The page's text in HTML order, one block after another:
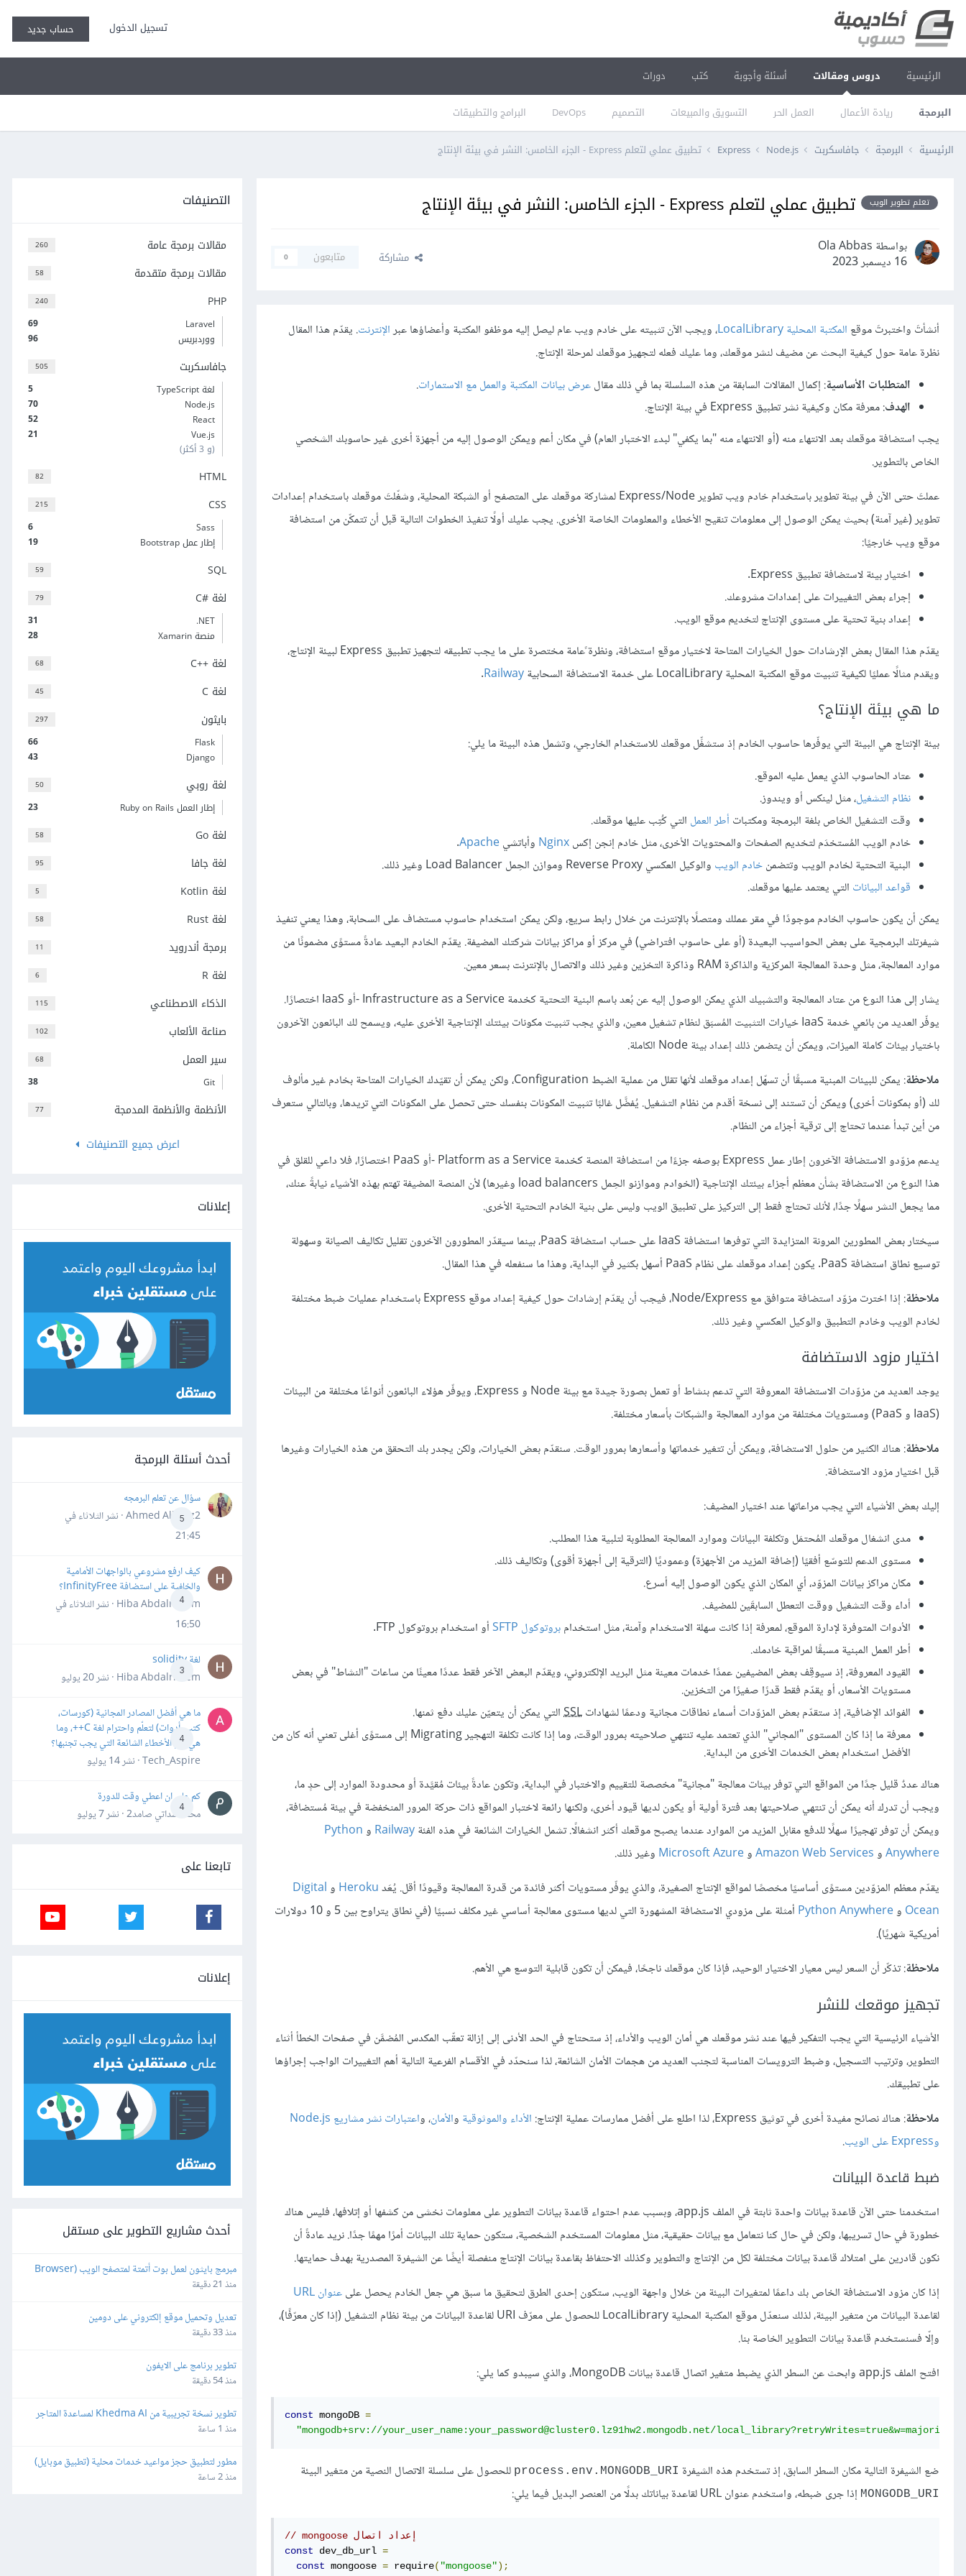
تسجيل الدخول حساب جديد
الرئيسية دروس ومقالات
البرمجة ريادة الأعمال العمل الحر التسويق والمبيعات التصميم DevOps البرامج والتطبيقات
أسئلة وأجوبة كتب دورات
الرئيسية البرمجة جافاسكربت Node.js
Express تطبيق عملي لتعلم Express - الجزء الخامس: النشر في بيئة الإنتاج
تعلم تطوير الويب تطبيق عملي لتعلم Express - الجزء الخامس: النشر في بيئة الإنتاج
بواسطة Ola Abbas
16 ديسمبر 2023
مشاركة متابعون 0
أنشأتَ واختبرتَ موقع المكتبة المحلية LocalLibrary ، ويجب الآن تثبيته على خادم ويب عام ليصل إليه موظفو المكتبة وأعضاؤها عبرالإنترنت. يقدّم هذا المقال
نظرة عامة حول كيفية البحث عن مضيف لنشر موقعك، وما عليك فعله لتجهيز موقعك لمرحلة الإنتاج.
المتطلبات الأساسية: إكمال المقالات السابقة من هذه السلسلة بما في ذلك مقالعرض بيانات المكتبة والعمل مع الاستمارات.
الهدف: معرفة مكان وكيفية نشر تطبيق Express في بيئة الإنتاج.
يجب استضافة موقعك بعد الانتهاء منه (أو الانتهاء منه "بما يكفي" لبدء الاختبار العام) في مكان أعم ويمكن الوصول إليه من أجهزة أخرى غير حاسوبك الشخصي
الخاص بالتطوير.
عملتَ حتى الآن في بيئة تطوير باستخدام خادم ويب تطوير Express/Node لمشاركة موقعك على المتصفح أو الشبكة المحلية، وشغّلتَ موقعك باستخدام إعدادات
تطوير (غير آمنة) بحيث يمكن الوصول إلى معلومات تنقيح الأخطاء والمعلومات الخاصة الأخرى. يجب عليك أولًا تنفيذ الخطوات التالية قبل أن تتمكّن من استضافة
موقع ويب خارجيًا:
اختيار بيئة لاستضافة تطبيق Express.
إجراء بعض التغييرات على إعدادات مشروعك.
إعداد بنية تحتية على مستوى الإنتاج لتخديم موقع الويب.
يقدّم هذا المقال بعض الإرشادات حول الخيارات المتاحة لاختيار موقع استضافة، ونظرة ًعامة مختصرة على ما يجب تطبيقه لتجهيز تطبيق Express لبيئة الإنتاج،
ويقدم مثالًا عمليًا لكيفية تثبيت موقع المكتبة المحلية LocalLibrary على خدمة الاستضافة السحابية
Railway
.
ما هي بيئة الإنتاج؟
بيئة الإنتاج هي البيئة التي يوفّرها حاسوب الخادم إذ ستشغِّل موقعك للاستخدام الخارجي، وتشمل هذه البيئة ما يلي:
عتاد الحاسوب الذي يعمل عليه الموقع.
نظام التشغيل، مثل لينكس أو ويندوز.
وقت التشغيل الخاص بلغة البرمجة ومكتبات أطر العمل التي كُتِب عليها موقعك.
خادم الويب المُستخدَم لتخديم الصفحات والمحتويات الأخرى، مثل خادم إنجن إكسNginx وأباتشيApache
.
البنية التحتية لخادم الويب وتتضمنخادم الويب والوكيل العكسي Reverse Proxy وموازن الحِمل Load Balancer وغير ذلك.
قواعد البيانات التي يعتمد عليها موقعك.
يمكن أن يكون حاسوب الخادم موجودًا في مقر عملك ومتصلًا بالإنترنت من خلال رابط سريع، ولكن يمكن استخدام حاسوب مستضاف على السحابة، وهذا يعني تنفيذ
شيفرتك البرمجية على بعض الحواسيب البعيدة (أو على حاسوب افتراضي) في مركز أو مراكز بيانات شركتك المضيفة. يقدّم الخادم البعيد عادةً مستوًى مضمونًا من
موارد المعالجة، مثل وحدة المعالجة المركزية والذاكرة RAM وذاكرة التخزين وغير ذلك والاتصال بالإنترنت بسعر معين.
يشار إلى هذا النوع من عتاد المعالجة والتشبيك الذي يمكن الوصول إليه عن بُعد باسم البنية التحتية كخدمة Infrastructure as a Service -أو IaaS اختصارًا.
يوفّر العديد من بائعي خدمة IaaS خيارات التثبيت المُسبَق لنظام تشغيل معين، والذي يجب تثبيت مكونات بيئتك الإنتاجية الأخرى عليه، ويسمح لك البائعون الآخرون
باختيار بيئات كاملة الميزات، ويمكن أن يتضمن ذلك إعداد بيئة Node الكاملة.
ملاحظة
: يمكن للبيئات المبنية مسبقًا أن تسهّل إعداد موقعك لأنها تقلل من عملية الضبط Configuration، ولكن يمكن أن تقيّدك الخيارات المتاحة بخادم غير مألوف
لك (أو بمكونات أخرى) ويمكن أن تستند إلى نسخة أقدم من نظام التشغيل. يُفضَّل غالبًا تثبيت المكونات بنفسك حتى تحصل على المكونات التي تريدها، وبالتالي ستعرف
من أين تبدأ عندما تحتاج إلى ترقية أجزاء من النظام.
يدعم مزوّدو الاستضافة الآخرون إطار عمل Express بوصفه جزءًا من استضافة المنصة كخدمة Platform as a Service -أو PaaS اختصارًا، فلا داعي للقلق في
هذا النوع من الاستضافة بشأن معظم أجزاء بيئتك الإنتاجية (الخوادم وموازنو الحِمل load balancers وغيرها) لأن المنصة المضيفة تهتم بهذه الأشياء نيابةً عنك،
مما يجعل النشر سهلًا جدًا، لأنك تحتاج فقط إلى التركيز على تطبيق الويب وليس على بنية الخادم التحتية الأخرى.
سيختار بعض المطورين المرونة المتزايدة التي توفرها استضافة IaaS على حساب استضافة PaaS، بينما سيقدّر المطورون الآخرون تقليل تكاليف الصيانة وسهولة
توسيع نطاق استضافة PaaS. يكون إعداد موقعك على نظام PaaS أسهل بكثير في البداية، وهذا ما سنفعله في هذا المقال.
ملاحظة
: إذا اخترت مزوّد استضافة متوافق مع Node/Express، فيجب أن يقدّم إرشادات حول كيفية إعداد موقع Express باستخدام عمليات ضبط مختلفة
لخادم الويب وخادم التطبيق والوكيل العكسي وغير ذلك.
اختيار مزود الاستضافة
يوجد العديد من مزوّدات الاستضافة المعروفة التي تدعم بنشاط أو تعمل بصورة جيدة مع بيئة Node و Express، ويوفّر هؤلاء البائعون أنواعًا مختلفة من البيئات
(IaaS و PaaS) ومستويات مختلفة من موارد المعالجة والشبكات بأسعار مختلفة.
ملاحظة: هناك الكثير من حلول الاستضافة، ويمكن أن تتغير خدماتها وأسعارها بمرور الوقت. سنقدّم بعض الخيارات، ولكن يجدر بك التحقق من هذه الخيارات وغيرها
قبل اختيار مزود الاستضافة.
إليك بعض الأشياء التي يجب مراعاتها عند اختيار المضيف:
مدى انشغال موقعك المُحتمَل وتكلفة البيانات وموارد المعالجة المطلوبة لتلبية هذا المطلب.
مستوى الدعم للتوسّع أفقيًا (إضافة المزيد من الأجهزة) وعموديًا (الترقية إلى أجهزة أقوى) وتكاليف ذلك.
مكان مراكز بيانات المزوّد، أي المكان الذي يكون الوصول إليه أسرع.
أداء وقت التشغيل ووقت التعطل السابقَين للمضيف.
الأدوات المتوفرة لإدارة الموقع، لمعرفة إذا كانت سهلة الاستخدام وآمنة، مثل استخدامبروتوكول SFTP
أو استخدام بروتوكول FTP.
أطر العمل المبنية مسبقًا لمراقبة خادمك.
القيود المعروفة، إذ سيوقِف بعض المضيفين عمدًا خدمات معينة مثل البريد الإلكتروني، ويقدّم البعض الآخر فقط عددًا معينًا من ساعات "النشاط" في بعض
مستويات الأسعار، أو يقدّم فقط قدرًا صغيرًا من التخزين.
الفوائد الإضافية، إذ ستقدّم بعض المزوّدات أسماء نطاقات مجانية ودعمًا لشهاداتSSLالتي يمكن أن يتعيّن عليك دفع ثمنها.
معرفة ما إذا كان المستوى "المجاني" الذي تعتمد عليه تنتهي صلاحيته بمرور الوقت، وما إذا كانت تكلفة التهجير Migrating إلى مستوًى أغلى تعني أنه كان من
الأفضل استخدام بعض الخدمات الأخرى من البداية.
هناك عددٌ قليل جدًا من المواقع التي توفر بيئات معالجة "مجانية" مخصصة للتقييم والاختبار في البداية، وتكون عادةً بيئات مُقيَّدة أو محدودة الموارد إلى حدٍ ما،
ويجب أن تدرك أنه يمكن أن تنتهي صلاحيتها بعد فترة أولية أو يكون لديها قيود أخرى، ولكنها رائعة لاختبار المواقع ذات حركة المرور المنخفضة في بيئة مُستضافة،
ويمكن أن توفر تهجيرًا سهلًا للدفع مقابل المزيد من الموارد عندما يصبح موقعك أكثر انشغالًا. تشمل الخيارات الشائعة في هذه الفئةRailway وPython
AnywhereوAmazon Web ServicesوMicrosoft Azure وغير ذلك.
يقدّم معظم المزوّدين مستوًى أساسيًا مخصصًا لمواقع الإنتاج الصغيرة، والذي يوفّر مستويات أكثر فائدة من قدرة المعالجة وقيودًا أقل. يُعَدHeroku وDigital
Ocean وPython Anywhere
أمثلة على مزودي الاستضافة المشهورة التي لديها مستوى معالجة أساسي غير مكلف نسبيًا (في نطاق يتراوح بين 5 و 10 دولارات
أمريكية شهريًا).
ملاحظة: تذكّر أن السعر ليس معيار الاختيار الوحيد، فإذا كان موقعك ناجحًا، فيمكن أن تكون قابلية التوسع هي الأهم.
تجهيز موقعك للنشر
الأشياء الرئيسية التي يجب التفكير فيها عند نشر موقعك هي أمان الويب والأداء، إذ ستحتاج في الحد الأدنى إلى إزالة تعقّب المكدس المُضمَّن في صفحات الخطأ أثناء
التطوير، وترتيب التسجيل، وضبط الترويسات المناسبة لتجنب العديد من هجمات الأمان الشائعة، لذا سنحدّد في الأقسام الفرعية التالية أهم التغييرات الواجب إجراؤها
على تطبيقك.
ملاحظة: هناك نصائح مفيدة أخرى في توثيق Express، لذا اطلع على أفضل ممارسات عملية الإنتاج: الأداء والموثوقية والأمان، و
اعتبارات نشر مشاريع Node.js
وExpress على الويب
.
ضبط قاعدة البيانات
استخدمنا حتى الآن قاعدة بيانات واحدة ثابتة في الملف app.js، وبسبب عدم احتواء قاعدة بيانات التطوير على معلومات نخشى من كشفها أو إتلافها، فليس هناك
خطورة في حال تسريبها، ولكن في حال كنا نتعامل مع بيانات حقيقية، مثل معلومات المستخدم الشخصية، ستكون حماية تلك البيانات أمرًا مهمًا جدًا. نريد عادةً أن
نكون قادرين على امتلاك قاعدة بيانات مختلفة لكل من الإنتاج والتطوير وكذلك الاحتفاظ بقاعدة بيانات الإنتاج منفصلة أيضًا عن الشيفرة المصدرية بهدف حمايتها.
إذا كان مزود الاستضافة الخاص بك داعمًا لمتغيرات البيئة من خلال واجهة الويب، ستكون إحدى الطرق لتحقيق ما سبق هي جعل الخادم يحصل علىعنوان URL
لقاعدة البيانات من متغير البيئة، لذلك سنعدّل موقع المكتبة المحلية LocalLibrary للحصول على معرّف URI لقاعدة البيانات من بيئة نظام التشغيل (إذا كان معرّفًا)،
وإلّا فسنستخدم قاعدة بيانات التطوير الخاصة بنا.
افتح الملف app.js وابحث عن السطر الذي يضبط متغير اتصال قاعدة بيانات MongoDB، والذي سيبدو كما يلي:
const mongoDB =
"mongodb+srv://your_user_name:your_password@cluster0.lz91hw2.mongodb.net/local_library?retryWrites=true&w=majority"
ضع الشيفرة التالية مكان السطر السابق، إذ تستخدم هذه الشيفرة process.env.MONGODB_URI للحصول على سلسلة الاتصال النصية من متغير البيئة
MONGODB_URI إذا جرى ضبطه، واستخدم عنوان URL لقاعدة بياناتك بدلًا من العنصر البديل فيما يلي:
// إعداد‫ اتصال mongoose
const dev_db_url =
const mongoose = require( "mongoose");
التصنيفات
260 مقالات برمجة عامة
58 مقالات برمجة متقدمة
240 PHP
69
Laravel
96
ووردبريس
505 جافاسكربت
5
لغة TypeScript
70
Node.js
52
React
21
Vue.js
(و 3 أكثر)
82 HTML
215 CSS
6
Sass
19
إطار عمل Bootstrap
59 SQL
79 لغة C#‎
31
‎.NET
28
منصة Xamarin
68 لغة C++‎
45 لغة C
297 بايثون
66
Flask
43
Django
50 لغة روبي
23 إطار العمل Ruby on Rails
58 لغة Go
95 لغة جافا
5 لغة Kotlin
58 لغة Rust
11 برمجة أندرويد
6 لغة R
115 الذكاء الاصطناعي
102 صناعة الألعاب
68 سير العمل
38 Git
77
الأنظمة والأنظمة المدمجة
اعرض جميع التصنيفات
إعلانات
أحدث أسئلة البرمجة
5
سؤال عن تعلم البرمجه
Ahmed Alhafiz2 · نشر
الثلاثاء في
21:45
4
كيف ارفع مشروعي بالواجهات الأمامية
والخلفية على استضافة InfinityFree؟
Hiba Abdalrheem · نشر
الثلاثاء في
16:50
3
لغة solidity
Hiba Abdalrheem · نشر
20 يوليو
4
ما هي أفضل المصادر المجانية (كورسات،
كتب، أدوات) لتعلّم واحترام لغة C++، وما
هي أهم الأخطاء الشائعة التي يجب تجنبها؟
Tech_Aspire · نشر
14 يوليو
4
كم علي ان اعطي وقت للدورة
محمد سداتي صامد2 · نشر
7 يوليو
تابعنا على
إعلانات
أحدث مشاريع التطوير على مستقل
Automation)
منذ 21 دقيقة
تعديل وتحميل موقع إلكتروني على دومين
منذ 33 دقيقة
تطوير برنامج على الايفون
منذ 54 دقيقة
تطوير نسخة تجريبية من Khedma AI لمساعدة المتاجر
منذ 1 ساعة
مطور لتطبيق حجز مواعيد خدمات محلية (تطبيق موبايل)
منذ 2 ساعة